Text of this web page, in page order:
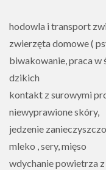
hodowla i transport
zwierzęta domowe (
biwakowanie, praca
dzikich
kontakt z surowymi
niewyprawione skóry,
jedzenie
mleko , sery, mięso
wdychanie powietrza